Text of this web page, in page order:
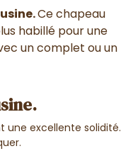
Ce chapeau
habillé pour une
un complet ou un
une excellente solidité.